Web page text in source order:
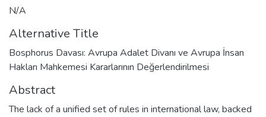
N/A
Alternative Title
Bosphorus Davası: Avrupa Adalet Divanı ve Avrupa İnsan
Hakları Mahkemesi Kararlarının Değerlendirilmesi
Abstract
The lack of a unified set of rules in international law, backed